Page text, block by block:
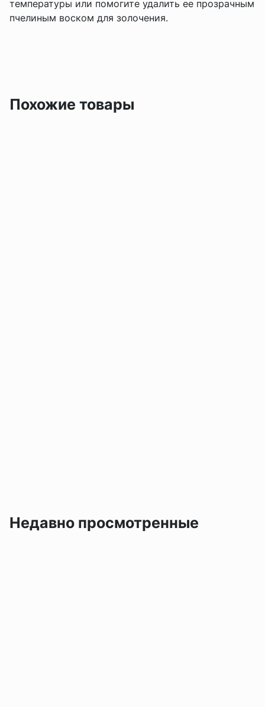
температуры или помогите удалить ее прозрачным
пчелиным воском для золочения.
Похожие товары
Недавно просмотренные